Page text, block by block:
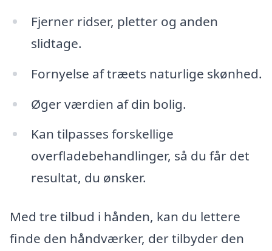
Fjerner ridser, pletter og anden
slidtage.
Fornyelse af træets naturlige skønhed.
Øger værdien af din bolig.
Kan tilpasses forskellige
overfladebehandlinger, så du får det
resultat, du ønsker.
Med tre tilbud i hånden, kan du lettere
finde den håndværker, der tilbyder den